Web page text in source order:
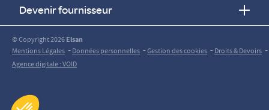
Devenir fournisseur
© Copyright 2026Elsan
Mentions Légales -Données personnelles -Gestion des cookies -Droits & Devoirs -
Agence digitale : VOID